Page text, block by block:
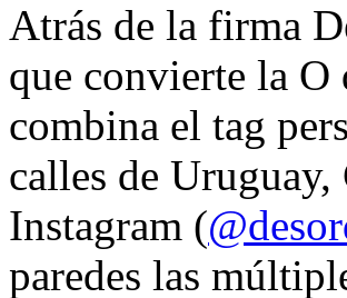
Atrás de la firma
que convierte la O
combina el tag
calles de
Instagram (
paredes las